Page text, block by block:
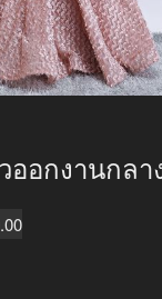
ออกงานกล
Current